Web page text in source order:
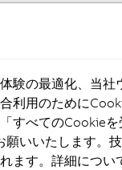
験の最適化、当
利用のために
すべてのCookie
願いいたします。
ます。詳細につ